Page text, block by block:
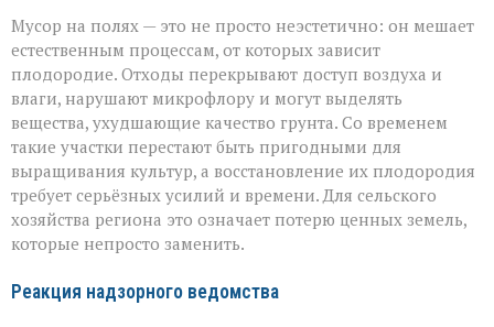
Мусор на полях — это не просто неэстетично: он мешает
естественным процессам, от которых зависит
плодородие. Отходы перекрывают доступ воздуха и
влаги, нарушают микрофлору и могут выделять
вещества, ухудшающие качество грунта. Со временем
такие участки перестают быть пригодными для
выращивания культур, а восстановление их плодородия
требует серьёзных усилий и времени. Для сельского
хозяйства региона это означает потерю ценных земель,
которые непросто заменить.
Реакция надзорного ведомства